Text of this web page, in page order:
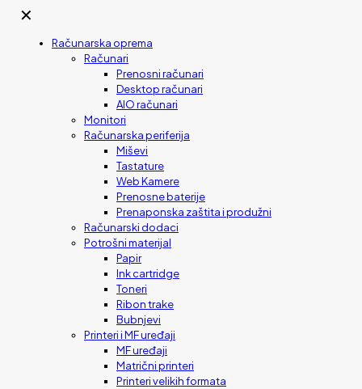
✕
Računarska oprema
Računari
Prenosni računari
Desktop računari
AIO računari
Monitori
Računarska periferija
Miševi
Tastature
Web Kamere
Prenosne baterije
Prenaponska zaštita i produžni
Računarski dodaci
Potrošni materijal
Papir
Ink cartridge
Toneri
Ribon trake
Bubnjevi
Printeri i MF uređaji
MF uređaji
Matrični printeri
Printeri velikih formata